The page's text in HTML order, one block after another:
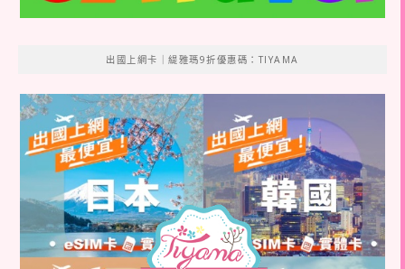
出國上網卡｜緹雅瑪9折優惠碼：TIYAMA